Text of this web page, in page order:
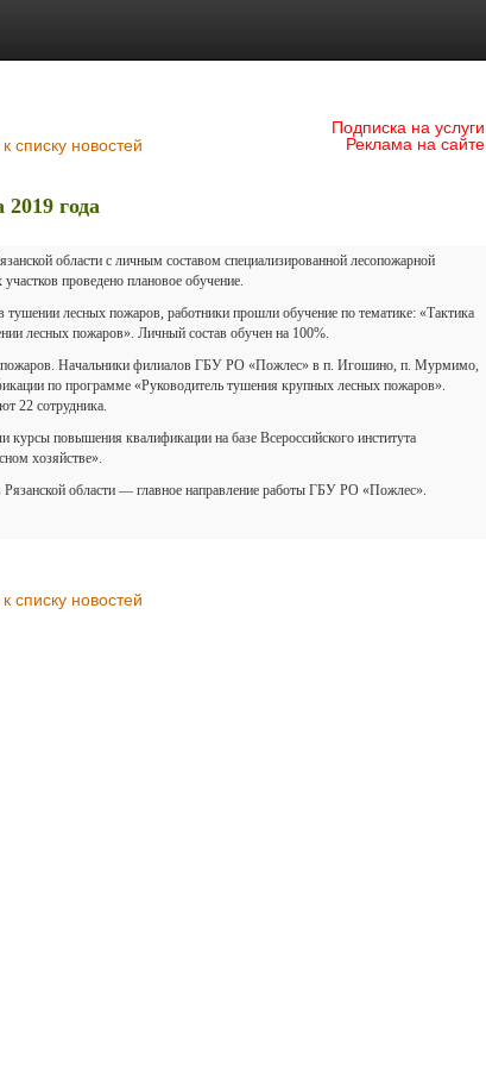
Подписка на услуги
Реклама на сайте
списку новостей
2019 года
области с личным составом специализированной лесопожарной
проведено плановое обучение.
лесных пожаров, работники прошли обучение по тематике: «Тактика
лесных пожаров». Личный состав обучен на 100%.
пожаров. Начальники филиалов ГБУ РО «Пожлес» в п. Игошино, п. Мурмимо,
по программе «Руководитель тушения крупных лесных пожаров».
22 сотрудника.
повышения квалификации на базе Всероссийского института
хозяйстве».
области — главное направление работы ГБУ РО «Пожлес».
списку новостей